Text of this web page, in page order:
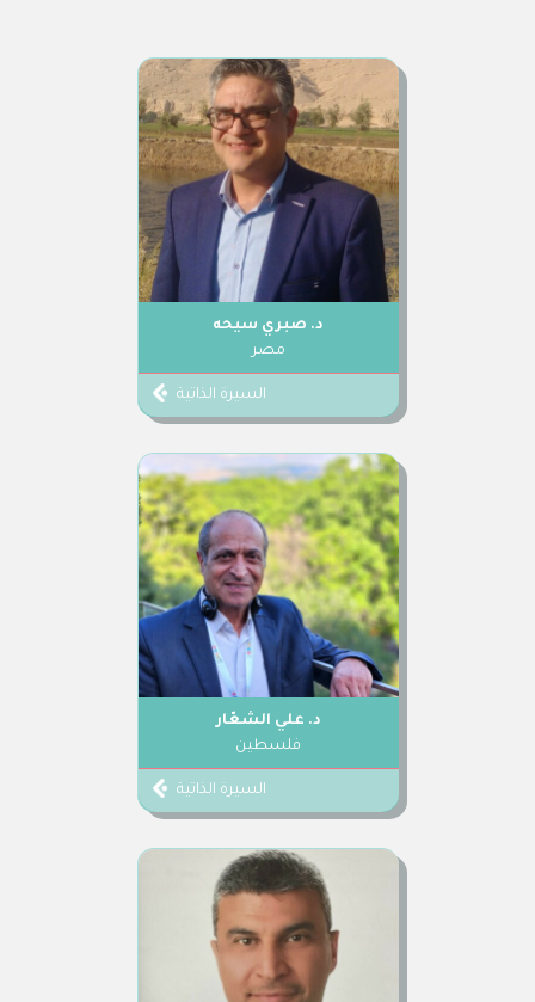
د. صبري سيحه
مصر
السيرة الذاتية
د. علي الشعّار
فلسطين
السيرة الذاتية